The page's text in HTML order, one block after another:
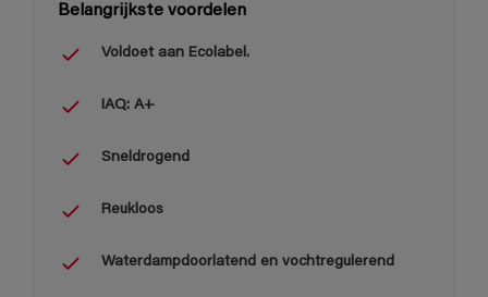
Belangrijkste voordelen
Voldoet aan Ecolabel.
IAQ: A+
Sneldrogend
Reukloos
Waterdampdoorlatend en vochtregulerend